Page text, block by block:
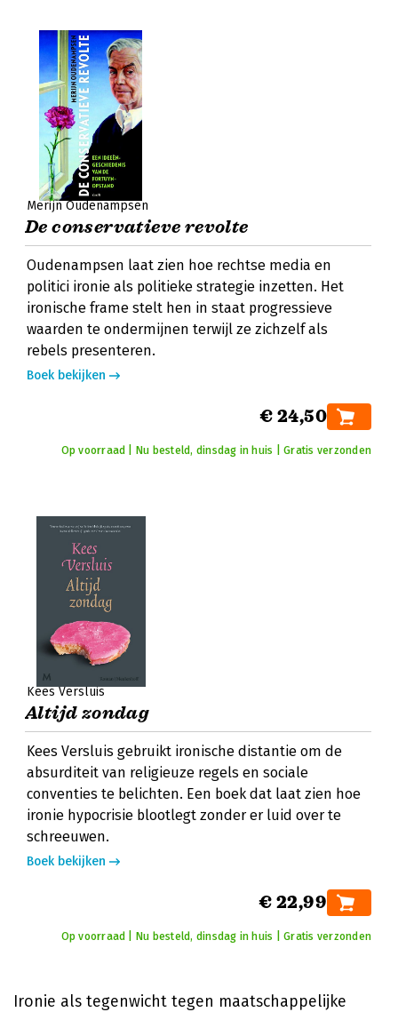
Merijn Oudenampsen
De conservatieve revolte
Oudenampsen laat zien hoe rechtse media en
politici ironie als politieke strategie inzetten. Het
ironische frame stelt hen in staat progressieve
waarden te ondermijnen terwijl ze zichzelf als
rebels presenteren.
Boek bekijken
€ 24,50
Op voorraad | Nu besteld, dinsdag in huis | Gratis verzonden
Kees Versluis
Altijd zondag
Kees Versluis gebruikt ironische distantie om de
absurditeit van religieuze regels en sociale
conventies te belichten. Een boek dat laat zien hoe
ironie hypocrisie blootlegt zonder er luid over te
schreeuwen.
Boek bekijken
€ 22,99
Op voorraad | Nu besteld, dinsdag in huis | Gratis verzonden
Ironie als tegenwicht tegen maatschappelijke